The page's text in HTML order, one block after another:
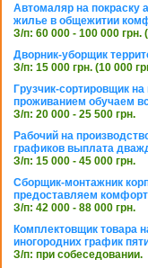
Автомаляр на покраску
жилье в общежитии
З/п: 60 000 - 100 000
Дворник-уборщик
З/п: 15 000 грн. (10 000
Грузчик-сортировщик
проживанием обучаем
З/п: 20 000 - 25 500 грн.
Рабочий на
графиков выплата
З/п: 15 000 - 45 000 грн.
Сборщик-монтажник
предоставляем
З/п: 42 000 - 88 000 грн.
Комплектовщик товара
иногородних график
З/п: при собеседовании.